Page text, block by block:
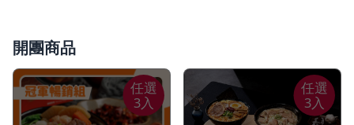
📍B:全系列任選2盒+鴨血系列任選1盒(不包含四喜)
藍海饌｜紅燒牛肉麵
藍海饌｜清燉牛肉麵
藍海饌｜番茄牛肉麵
藍海饌｜紅燒半筋半肉麵
開團商品
任選
3入
任選
3入